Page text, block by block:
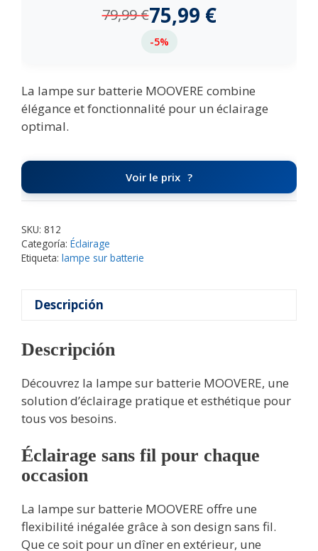
79,99€75,99 €
-5%
La lampe sur batterie MOOVERE combine
élégance et fonctionnalité pour un éclairage
optimal.
Voir le prix
SKU: 812
Categoría: Éclairage
Etiqueta: lampe sur batterie
Descripción
Descripción
Découvrez la lampe sur batterie MOOVERE, une
solution d’éclairage pratique et esthétique pour
tous vos besoins.
Éclairage sans fil pour chaque
occasion
La lampe sur batterie MOOVERE offre une
flexibilité inégalée grâce à son design sans fil.
Que ce soit pour un dîner en extérieur, une